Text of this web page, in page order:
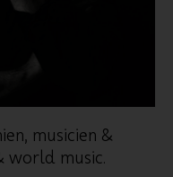
musicien &
world music.